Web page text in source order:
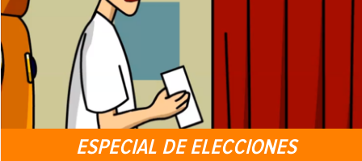
ESPECIAL DE ELECCIONES